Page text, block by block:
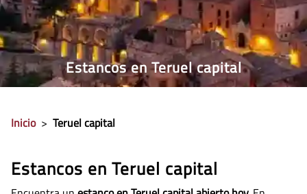
Estancos en Teruel capital
Inicio > Teruel capital
Estancos en Teruel capital